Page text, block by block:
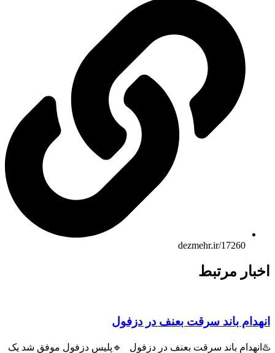
dezmehr.ir/17260
مرتبط
باند سرقت بعنف در دزفول
باند سرقت بعنف در دزفول 🔹پلیس دزفول موفق شد یک